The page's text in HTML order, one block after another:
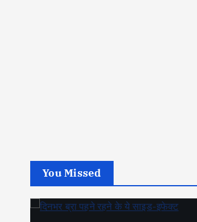
You Missed